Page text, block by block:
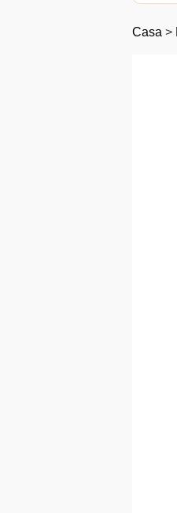
Casa >